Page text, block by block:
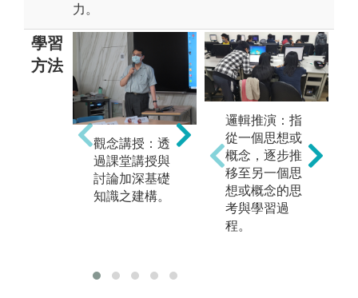
力。
學習
方法
觀念講授：透
過課堂講授與
討論加深基礎
知識之建構。
數據整合：運
用程式或統計
工具分析進行
資料擷取、比
較與運用。
邏輯推演：指
從一個思想或
概念，逐步推
移至另一個思
想或概念的思
考與學習過
程。